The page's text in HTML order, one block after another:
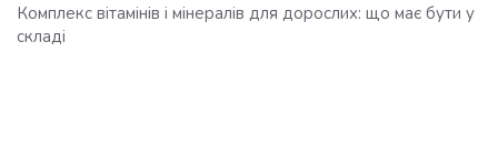
Комплекс вітамінів і мінералів для дорослих: що має бути у
складі